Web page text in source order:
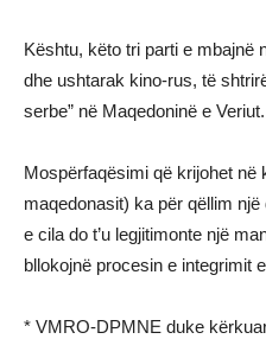
Kështu, këto tri parti e mbajnë
dhe ushtarak kino-rus, të
serbe” në Maqedoninë e Veriut.
Mospërfaqësimi që krijohet
maqedonasit) ka për qëllim
e cila do t’u legjitimonte një
bllokojnë procesin e integrimit
* VMRO-DPMNE duke